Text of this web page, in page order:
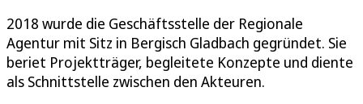
2018 wurde die Geschäftsstelle der Regionale
Agentur mit Sitz in Bergisch Gladbach gegründet. Sie
beriet Projektträger, begleitete Konzepte und diente
als Schnittstelle zwischen den Akteuren.